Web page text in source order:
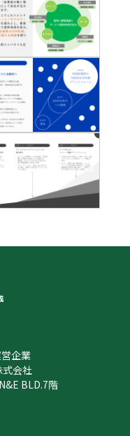
企業
会社
BLD.7階